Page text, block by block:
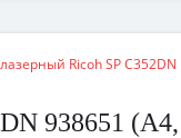
Ricoh SP C352DN
938651